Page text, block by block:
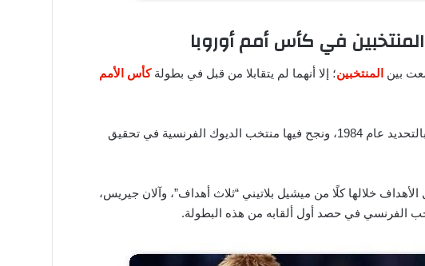
في كأس أمم أوروبا
بين المنتخبين؛ إلا أنهما لم يتقابلا من قبل في بطولةكأس الأمم
وكانت هذه المُناسبة منذ قرابة 40 عام كامل، وبالتحديد عام 1984، ونجح فيها منتخب الديوك الفرنسية في تحقيق
خلالها كلًا من ميشيل بلاتيني “ثلاث أهداف”، وآلان جيريس،
الفرنسي في حصد أول ألقابه من هذه البطولة.